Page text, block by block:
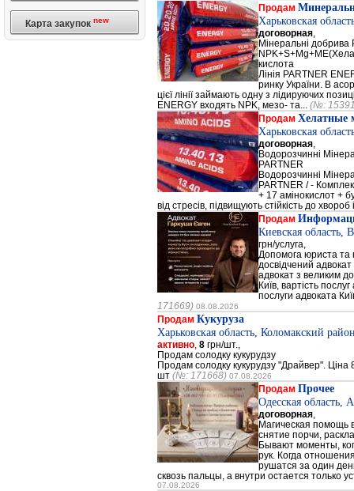
Карта закупок new
Продам
Харьковская
договорная
Мінеральні добрива
кислота
Лінія PARTNER
ринку України. В
цієї лінії займають одну з лідируючих
ENERGY входять NPK, мезо- та... (№:
Продам Хелатные
Харьковская
договорная
Водорозчинні
PARTNER
Водорозчинні
PARTNER / -
+ 17 амінокислот +
від стресів, підвищують стійкість до хвороб
Продам
Киевская область,
грн/услуга,
Допомога юриста та
досвідчений
адвокат з великим
Київ, вартість
послуги адвоката
171669) 08.08.2026
Продам Кукуруза
Харьковская область, Коломакский
активно 8 грн/шт.,
Продам солодку кукурудзу
Продам солодку кукурудзу "Драйвер". Ціна
шт (№: 171668) 07.08.2026
Продам Прочее
Одесская область,
договорная
Магическая помощь
снятие порчи,
Бывают моменты,
рук. Когда
рушатся за один
сквозь пальцы, а внутри остается только
07.08.2026